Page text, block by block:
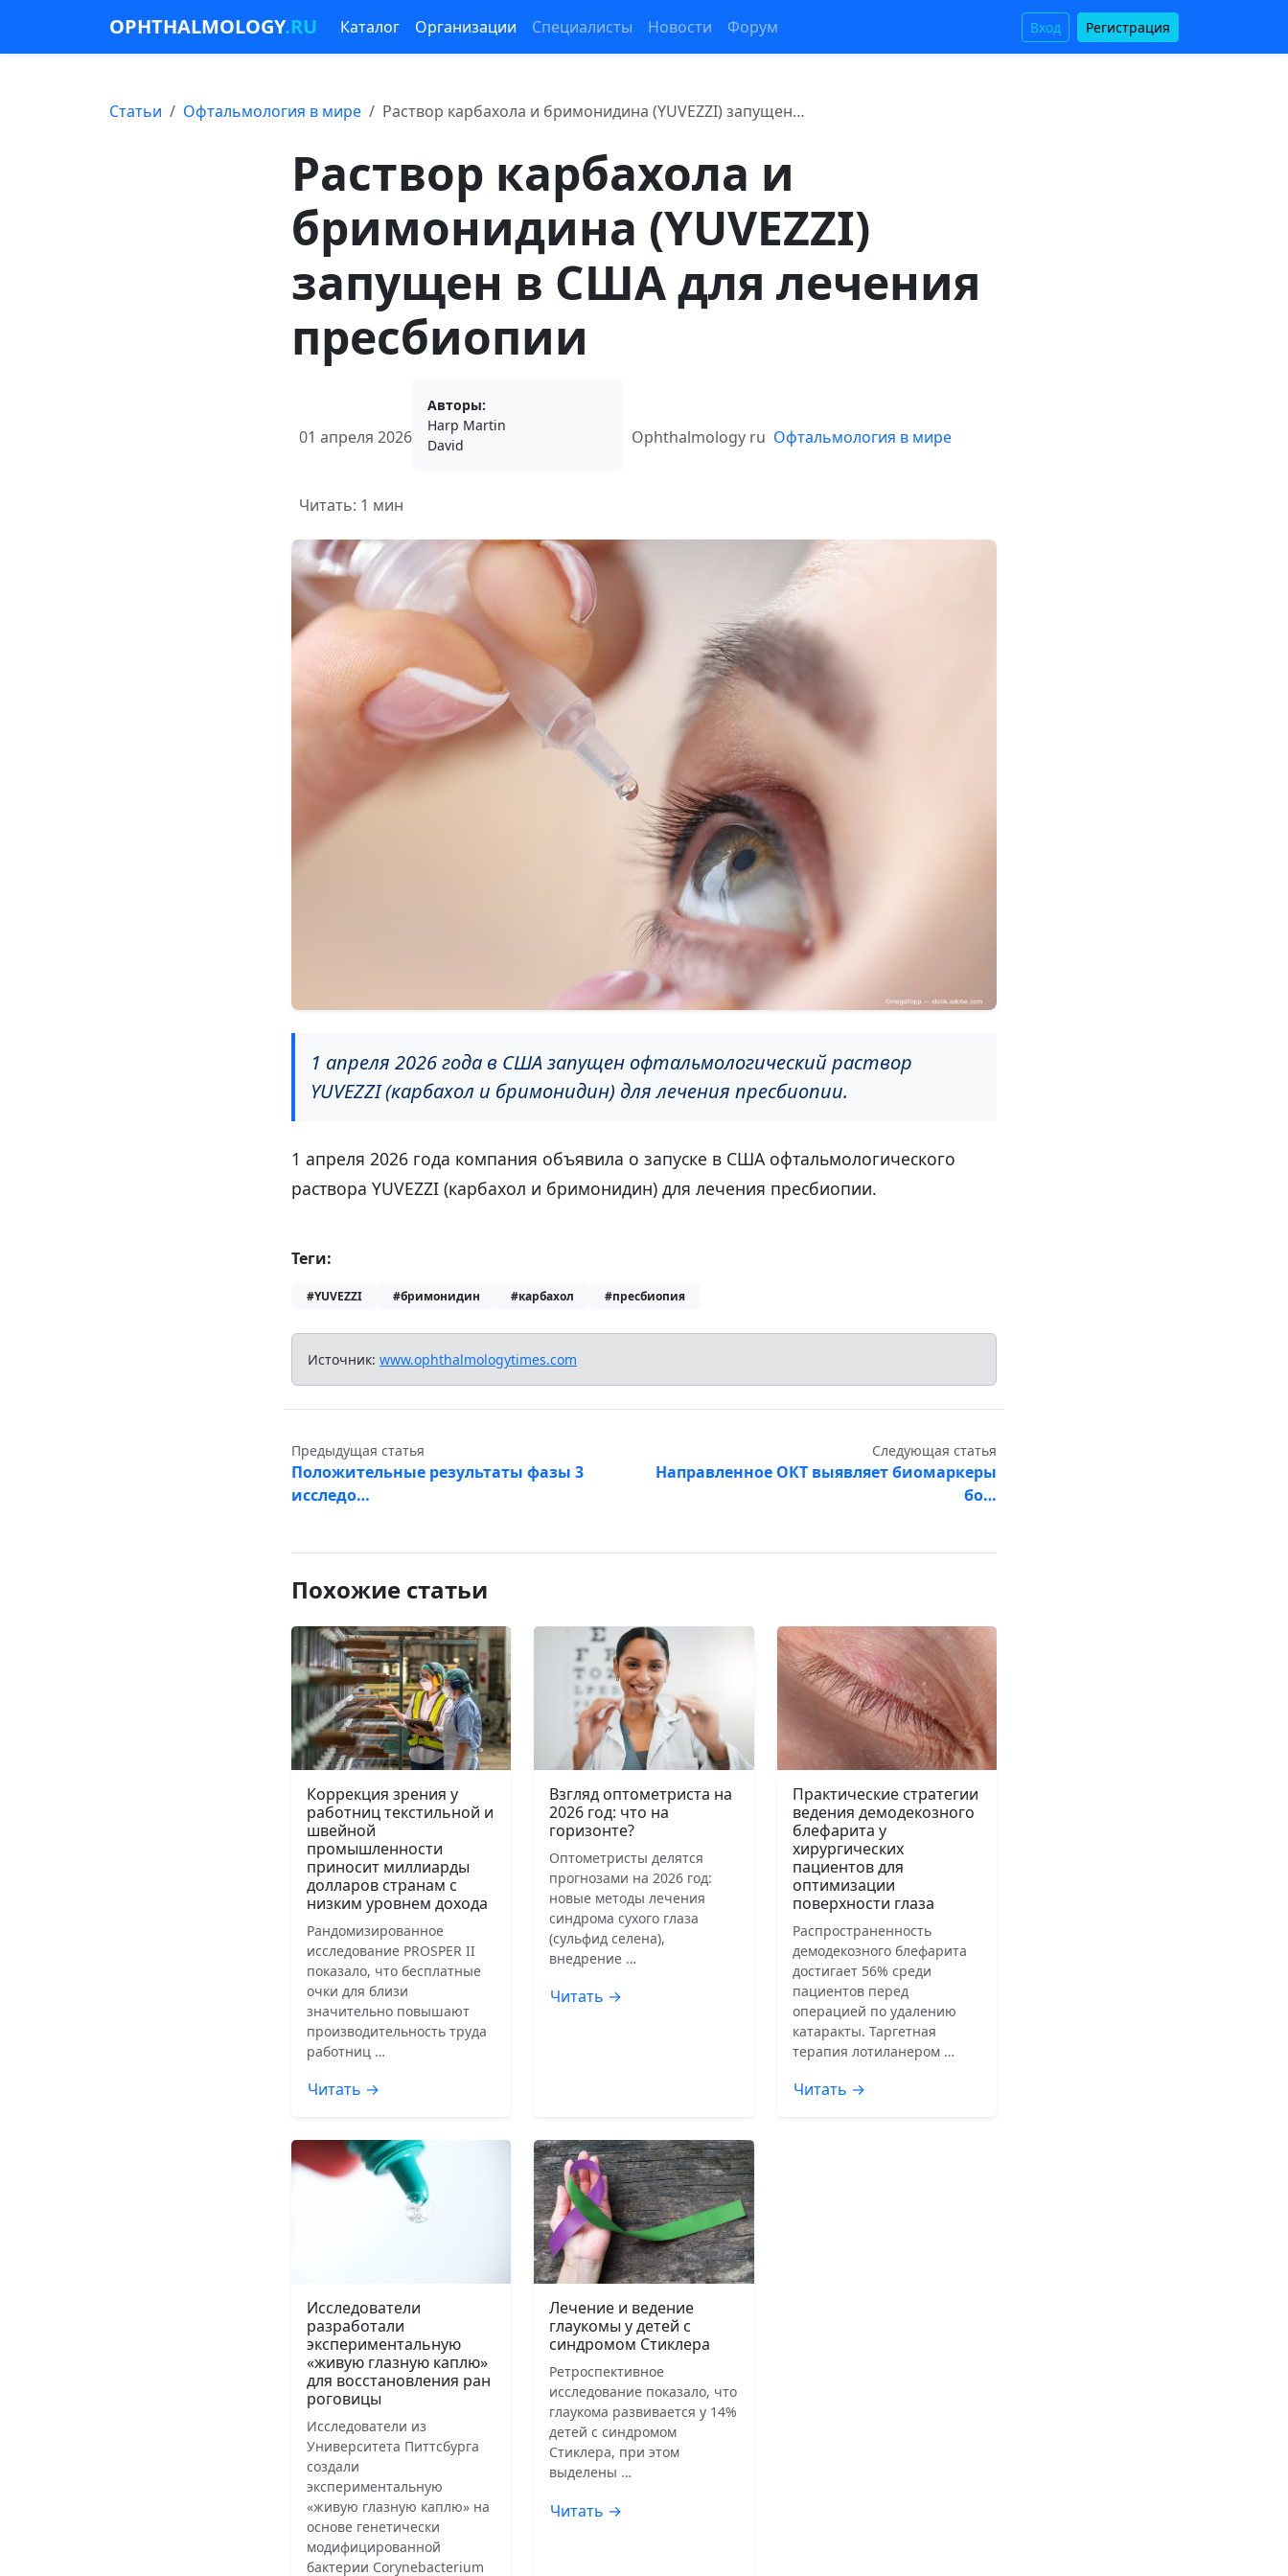
OPHTHALMOLOGY.RU Каталог Организации Специалисты Новости Форум Вход Регистрация
Статьи Офтальмология в мире Раствор карбахола и бримонидина (YUVEZZI) запущен…
Раствор карбахола и
бримонидина (YUVEZZI)
запущен в США для лечения
пресбиопии
01 апреля 2026
Авторы:
Harp Martin
David
Ophthalmology ru Офтальмология в мире
Читать: 1 мин
1 апреля 2026 года в США запущен офтальмологический раствор
YUVEZZI (карбахол и бримонидин) для лечения пресбиопии.
1 апреля 2026 года компания объявила о запуске в США офтальмологического
раствора YUVEZZI (карбахол и бримонидин) для лечения пресбиопии.
Теги:
#YUVEZZI #бримонидин #карбахол #пресбиопия
Источник: www.ophthalmologytimes.com
Предыдущая статья
Положительные результаты фазы 3
исследо…
Следующая статья
Направленное ОКТ выявляет биомаркеры
бо…
Похожие статьи
Коррекция зрения у
работниц текстильной и
швейной
промышленности
приносит миллиарды
долларов странам с
низким уровнем дохода
Рандомизированное
исследование PROSPER II
показало, что бесплатные
очки для близи
значительно повышают
производительность труда
работниц …
Читать →
Взгляд оптометриста на
2026 год: что на
горизонте?
Оптометристы делятся
прогнозами на 2026 год:
новые методы лечения
синдрома сухого глаза
(сульфид селена),
внедрение …
Читать →
Практические стратегии
ведения демодекозного
блефарита у
хирургических
пациентов для
оптимизации
поверхности глаза
Распространенность
демодекозного блефарита
достигает 56% среди
пациентов перед
операцией по удалению
катаракты. Таргетная
терапия лотиланером …
Читать →
Исследователи
разработали
экспериментальную
«живую глазную каплю»
для восстановления ран
роговицы
Исследователи из
Университета Питтсбурга
создали
экспериментальную
«живую глазную каплю» на
основе генетически
модифицированной
бактерии Corynebacterium
Лечение и ведение
глаукомы у детей с
синдромом Стиклера
Ретроспективное
исследование показало, что
глаукома развивается у 14%
детей с синдромом
Стиклера, при этом
выделены …
Читать →